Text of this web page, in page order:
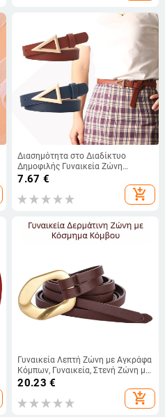
Διασημότητα στο Διαδίκτυο
Δημοφιλής Γυναικεία Ζώνη
Κορεατική Μόδα Τρίγωνο Ζώνη με
Κουμπωτό Αγκράφα Μόδας Joker
7.67 €
add_shopping_cart
Γυναικεία Λεπτή Ζώνη με Αγκράφα
Κόμπων, Γυναικεία, Στενή Ζώνη με
Καλύμματα Μέσης, Μοντέρνα,
Μακριά Ζώνη από Δέρμα Βοδιού
με Χρυσή Αγκράφα
20.23 €
add_shopping_cart